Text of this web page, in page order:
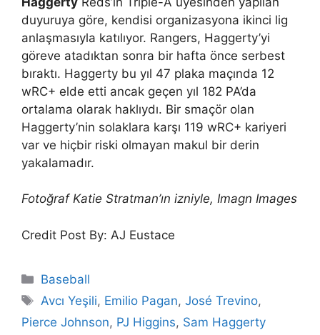
duyuruya göre, kendisi organizasyona ikinci lig
anlaşmasıyla katılıyor. Rangers, Haggerty’yi
göreve atadıktan sonra bir hafta önce serbest
bıraktı. Haggerty bu yıl 47 plaka maçında 12
wRC+ elde etti ancak geçen yıl 182 PA’da
ortalama olarak haklıydı. Bir smaçör olan
Haggerty’nin solaklara karşı 119 wRC+ kariyeri
var ve hiçbir riski olmayan makul bir derin
yakalamadır.
Fotoğraf Katie Stratman’ın izniyle, Imagn Images
Credit Post By: AJ Eustace
Categories
Baseball
Tags
Avcı Yeşili, Emilio Pagan,José Trevino,
Pierce Johnson, PJ Higgins, Sam Haggerty